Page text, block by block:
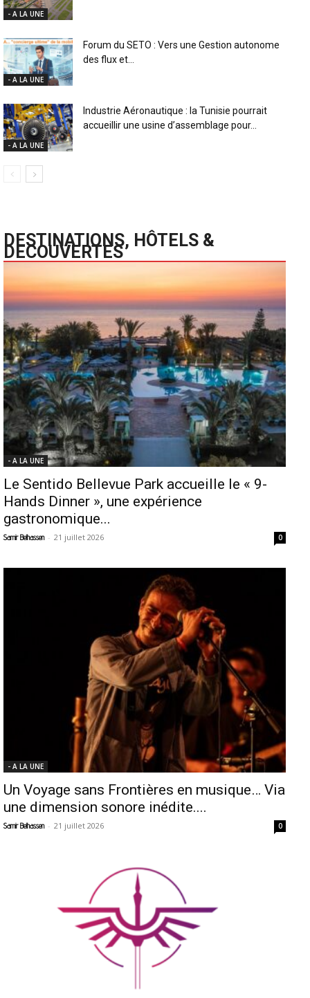
- A LA UNE
- A LA UNE
Forum du SETO : Vers une Gestion autonome
des flux et...
- A LA UNE
Industrie Aéronautique : la Tunisie pourrait
accueillir une usine d’assemblage pour...
DESTINATIONS, HÔTELS &
DECOUVERTES
- A LA UNE
Le Sentido Bellevue Park accueille le « 9-
Hands Dinner », une expérience
gastronomique...
Samir Belhassen - 21 juillet 2026 0
- A LA UNE
Un Voyage sans Frontières en musique… Via
une dimension sonore inédite....
Samir Belhassen - 21 juillet 2026 0